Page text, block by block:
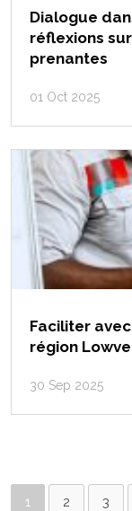
Dialogue
réflexions
prenantes
01 Oct 2025
Faciliter
région
30 Sep 2025
1 2 3